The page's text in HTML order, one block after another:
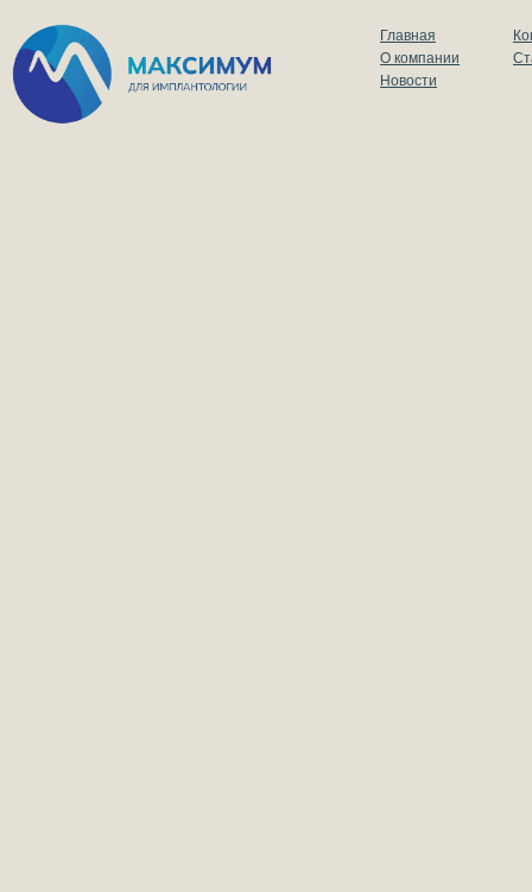
Главная
О компании
Новости